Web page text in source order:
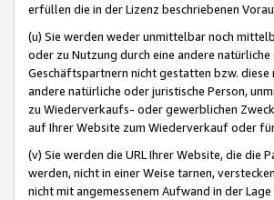
erfüllen die in der Lizenz beschriebenen
(u) Sie werden weder unmittelbar noch
oder zu Nutzung durch eine andere
Geschäftspartnern nicht gestatten bzw.
andere natürliche oder juristische Person,
zu Wiederverkaufs- oder gewerblichen
auf Ihrer Website zum Wiederverkauf oder
(v) Sie werden die URL Ihrer Website, die
werden, nicht in einer Weise tarnen,
nicht mit angemessenem Aufwand in der